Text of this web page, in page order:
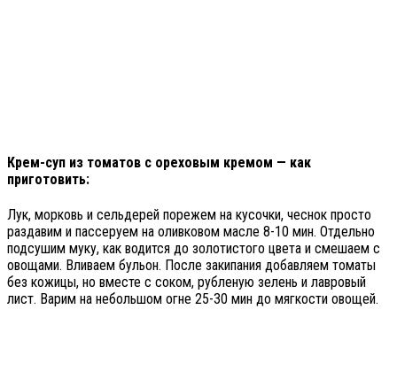
Крем-суп из томатов с ореховым кремом — как
приготовить:
Лук, морковь и сельдерей порежем на кусочки, чеснок просто
раздавим и пассеруем на оливковом масле 8-10 мин. Отдельно
подсушим муку, как водится до золотистого цвета и смешаем с
овощами. Вливаем бульон. После закипания добавляем томаты
без кожицы, но вместе с соком, рубленую зелень и лавровый
лист. Варим на небольшом огне 25-30 мин до мягкости овощей.